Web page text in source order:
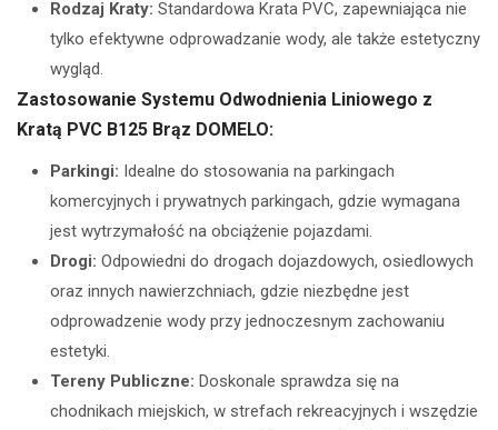
Rodzaj Kraty: Standardowa Krata PVC, zapewniająca nie
tylko efektywne odprowadzanie wody, ale także estetyczny
wygląd.
Zastosowanie Systemu Odwodnienia Liniowego z
Kratą PVC B125 Brąz DOMELO:
Parkingi: Idealne do stosowania na parkingach
komercyjnych i prywatnych parkingach, gdzie wymagana
jest wytrzymałość na obciążenie pojazdami.
Drogi: Odpowiedni do drogach dojazdowych, osiedlowych
oraz innych nawierzchniach, gdzie niezbędne jest
odprowadzenie wody przy jednoczesnym zachowaniu
estetyki.
Tereny Publiczne: Doskonale sprawdza się na
chodnikach miejskich, w strefach rekreacyjnych i wszędzie